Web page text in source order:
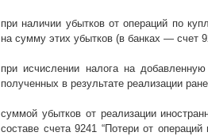
при наличии убытков от операций по
на сумму этих убытков (в банках — счет
при исчислении налога на
полученных в результате реализации
суммой убытков от реализации
составе счета 9241 “Потери от